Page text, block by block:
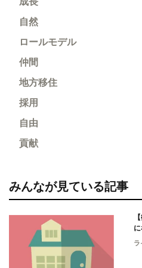
自然
ロールモデル
仲間
地方移住
採用
自由
貢献
みんなが見ている記事
ラ